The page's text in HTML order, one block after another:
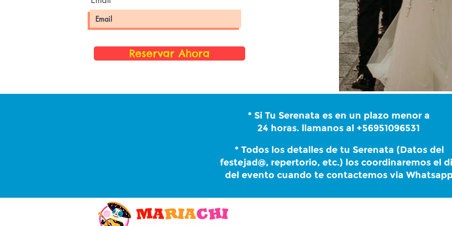
Reservar Ahora
* Si Tu Serenata es en un plazo menor a
24 horas. llamanos al +56951096531
* Todos los detalles de tu Serenata (Datos del
festejad@, repertorio, etc.) los coordinaremos el
del evento cuando te contactemos via